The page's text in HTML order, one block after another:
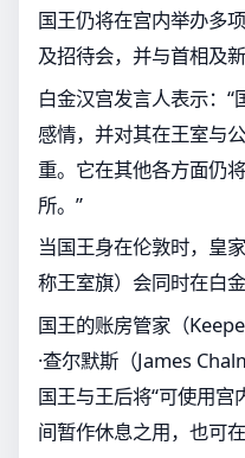
国王仍将在宫内举办多
及招待会，并与首相及
白金汉宫发言人表示：
感情，并对其在王室与
重。它在其他各方面仍
所。”
当国王身在伦敦时，皇
称王室旗）会同时在白
国王的账房管家（
·查尔默斯（James
国王与王后将“可使用
间暂作休息之用，也可